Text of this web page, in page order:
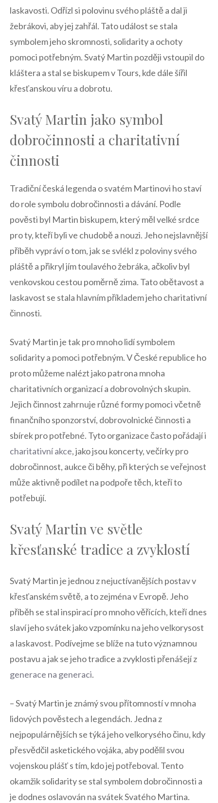
laskavosti. Odřízl si polovinu ⁤svého pláště‌ a dal ⁤ji‌
žebrákovi, aby jej zahřál. Tato událost ‌se stala
symbolem jeho​ skromnosti, solidarity a ochoty
pomoci potřebným. Svatý Martin později vstoupil⁤ do
kláštera a stal se biskupem v Tours, kde⁢ dále šířil
křesťanskou víru a dobrotu.
Svatý Martin ​jako symbol⁣
dobročinnosti a⁣ charitativní
činnosti
Tradiční česká⁢ legenda o‌ svatém ⁢Martinovi ho staví
do ⁤role symbolu ‍dobročinnosti⁢ a dávání. Podle
pověsti byl Martin biskupem, který měl velké srdce
pro⁣ ty, kteří byli ‍ve ‍chudobě a⁣ nouzi. Jeho nejslavnější
příběh vypráví o‍ tom, jak se​ svlékl z poloviny svého
pláště a přikryl jím toulavého ‍žebráka, ačkoliv byl
venkovskou cestou poměrně zima. Tato obětavost a
laskavost se stala hlavním příkladem jeho charitativní
činnosti.
Svatý ‌Martin je tak‌ pro mnoho⁣ lidí symbolem
solidarity⁣ a pomoci potřebným. V ​České republice ho
proto můžeme ‍nalézt​ jako patrona ⁣mnoha⁢
charitativních organizací a dobrovolných skupin.
Jejich činnost zahrnuje různé formy ​pomoci​ včetně
⁢finančního⁤ sponzorství, dobrovolnické činnosti ​a​
sbírek​ pro⁢ potřebné. Tyto organizace často ⁤pořádají i
charitativní ⁤akce,​ jako ⁣jsou koncerty,⁣ večírky‍ pro
‌dobročinnost, aukce či běhy, při kterých⁤ se veřejnost
může ⁤aktivně podílet na podpoře těch,‌ kteří ‍to
potřebují.
Svatý Martin ve‌ světle
křesťanské tradice a zvyklostí
Svatý Martin je jednou ⁤z nejuctívanějších postav v
křesťanském světě, a to zejména v Evropě.⁢ Jeho
příběh se ⁤stal inspirací pro mnoho věřících, ⁤kteří dnes
slaví jeho‌ svátek ⁣jako vzpomínku na jeho velkorysost
a ​laskavost. Podívejme se⁢ blíže na ‍tuto významnou
postavu a jak se jeho tradice a zvyklosti přenášejí z
generace na generaci.
– Svatý Martin je známý‌ svou‍ přítomností ⁤v mnoha
⁢lidových pověstech a legendách. Jedna z⁤
nejpopulárnějších⁢ se týká ⁤jeho‌ velkorysého činu, kdy
přesvědčil asketického vojáka, aby podělil svou‍
vojenskou ‍plášť s tím, kdo jej⁤ potřeboval. Tento
okamžik solidarity se stal symbolem dobročinnosti a
je‌ dodnes oslavován na svátek Svatého Martina.